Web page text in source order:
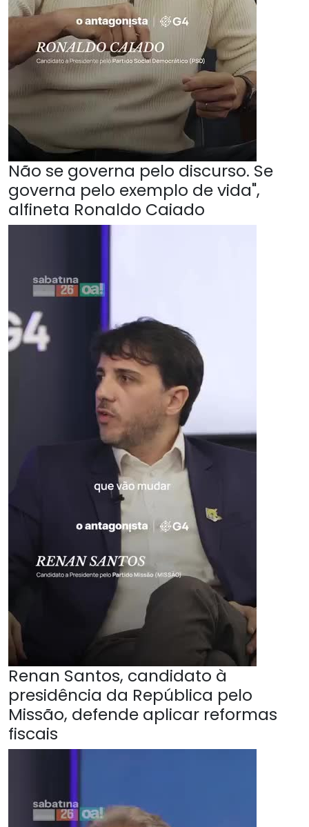
Não se governa pelo discurso. Se
governa pelo exemplo de vida",
alfineta Ronaldo Caiado
Renan Santos, candidato à
presidência da República pelo
Missão, defende aplicar reformas
fiscais